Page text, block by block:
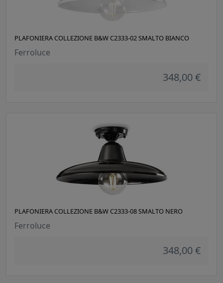
PLAFONIERA COLLEZIONE B&W C2333-02 SMALTO BIANCO
Ferroluce
348,00 €
PLAFONIERA COLLEZIONE B&W C2333-08 SMALTO NERO
Ferroluce
348,00 €